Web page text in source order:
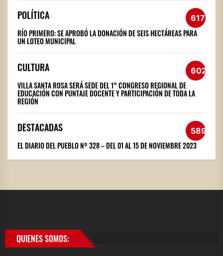
POLÍTICA 617
RÍO PRIMERO: SE APROBÓ LA DONACIÓN DE SEIS HECTÁREAS PARA
UN LOTEO MUNICIPAL
CULTURA 602
VILLA SANTA ROSA SERÁ SEDE DEL 1° CONGRESO REGIONAL DE
EDUCACIÓN CON PUNTAJE DOCENTE Y PARTICIPACIÓN DE TODA LA
REGIÓN
DESTACADAS 589
EL DIARIO DEL PUEBLO Nº 328 – DEL 01 AL 15 DE NOVIEMBRE 2023
QUIENES SOMOS: